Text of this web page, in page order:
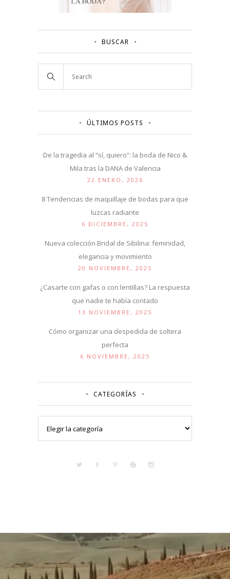
BUSCAR
ÚLTIMOS POSTS
De la tragedia al “sí, quiero”: la boda de Nico &
Mila tras la DANA de Valencia
22 ENERO, 2026
8 Tendencias de maquillaje de bodas para que
luzcas radiante
6 DICIEMBRE, 2025
Nueva colección Bridal de Sibilina: feminidad,
elegancia y movimiento
20 NOVIEMBRE, 2025
¿Casarte con gafas o con lentillas? La respuesta
que nadie te había contado
13 NOVIEMBRE, 2025
Cómo organizar una despedida de soltera
perfecta
6 NOVIEMBRE, 2025
CATEGORÍAS